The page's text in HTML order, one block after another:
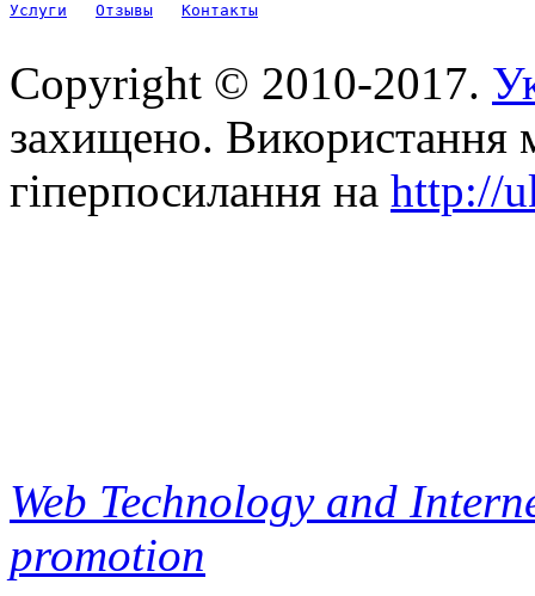
Услуги Отзывы Контакты
Copyright © 2010-2017.
захищено. Використання
гіперпосилання на http://
Web Technology and
promotion